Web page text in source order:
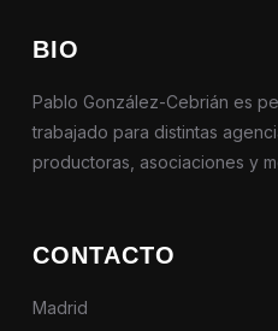
BIO
Pablo González-Cebrián es
trabajado para distintas
productoras, asociaciones y
CONTACTO
Madrid